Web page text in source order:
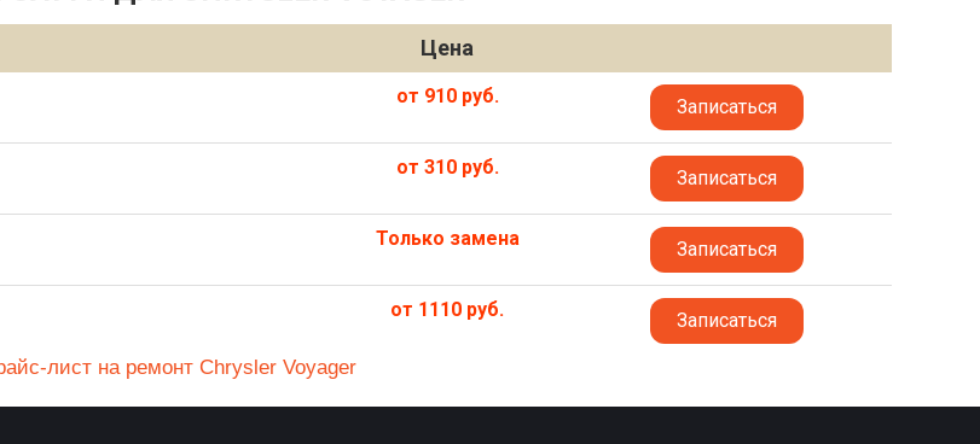
Цена
от 910 руб. Записаться
от 310 руб. Записаться
Только замена Записаться
от 1110 руб. Записаться
лист на ремонт Chrysler Voyager